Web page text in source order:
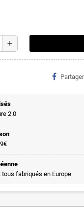
add
Partager
2.0
fabriqués en Europe